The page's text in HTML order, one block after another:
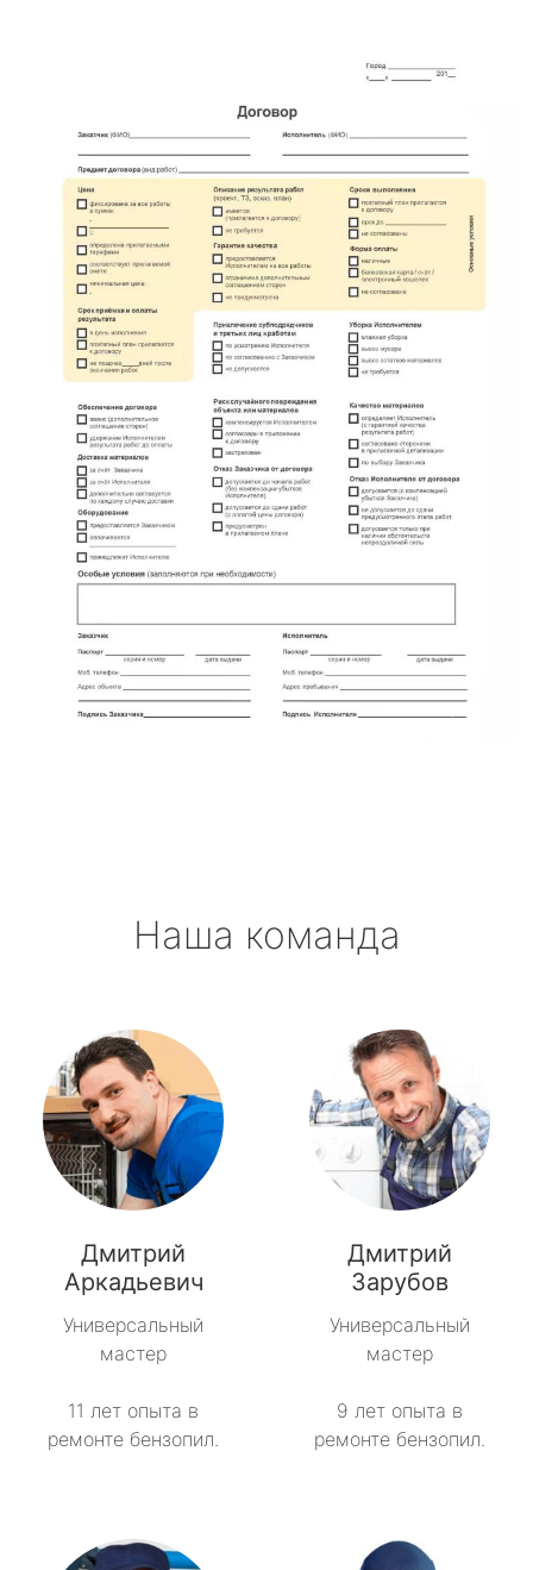
Наша команда
Дмитрий
Аркадьевич
Универсальный
мастер
11 лет опыта в
ремонте бензопил.
Дмитрий
Зарубов
Универсальный
мастер
9 лет опыта в
ремонте бензопил.